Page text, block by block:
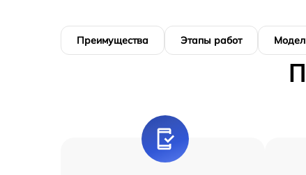
Преимущества Этапы работ